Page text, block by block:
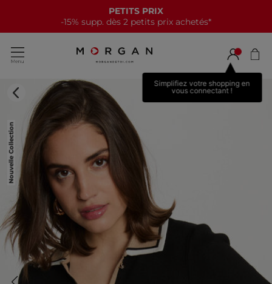
PETITS PRIX
-15% supp. dès 2 petits prix achetés*
Simplifiez votre shopping en
vous connectant !
Nouvelle Collection